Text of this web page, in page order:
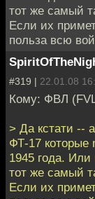
тот же самый
Если их
польза всю
#319 | 22.01.08
Кому: ФВЛ
> Да кстати --
ФТ-17 которые
1945 года. Или
тот же самый
Если их